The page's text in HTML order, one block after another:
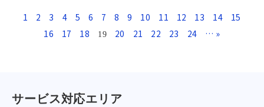
1 2 3 4 5 6 7 8 9 10 11 12 13 14
15
16
17 18 19 20 21 22 23 24 … »
サービス対応エリア